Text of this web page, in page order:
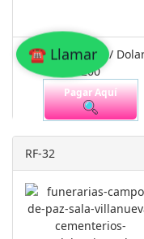
Peso $ 800.000 /
200
Pagar Aquí
RF-32
☎ Llamar